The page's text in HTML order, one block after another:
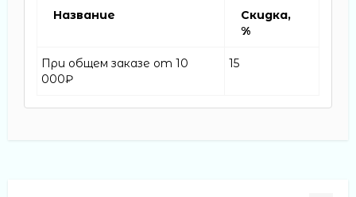
Название
Скидка,
%
При общем заказе от 10
000₽
15